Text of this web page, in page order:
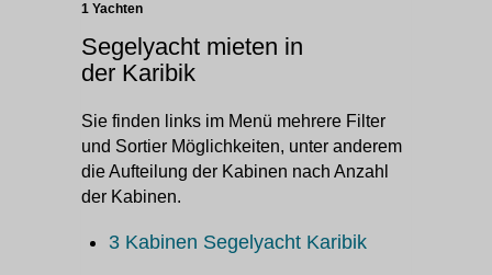
1 Yachten
Segelyacht mieten in
der Karibik
Sie finden links im Menü mehrere Filter
und Sortier Möglichkeiten, unter anderem
die Aufteilung der Kabinen nach Anzahl
der Kabinen.
3 Kabinen Segelyacht Karibik